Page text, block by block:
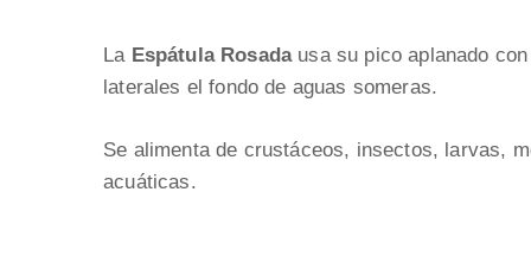
La Espátula Rosadausa su pico aplanado
laterales el fondo de aguas someras.
Se alimenta de crustáceos, insectos, larvas,
acuáticas.